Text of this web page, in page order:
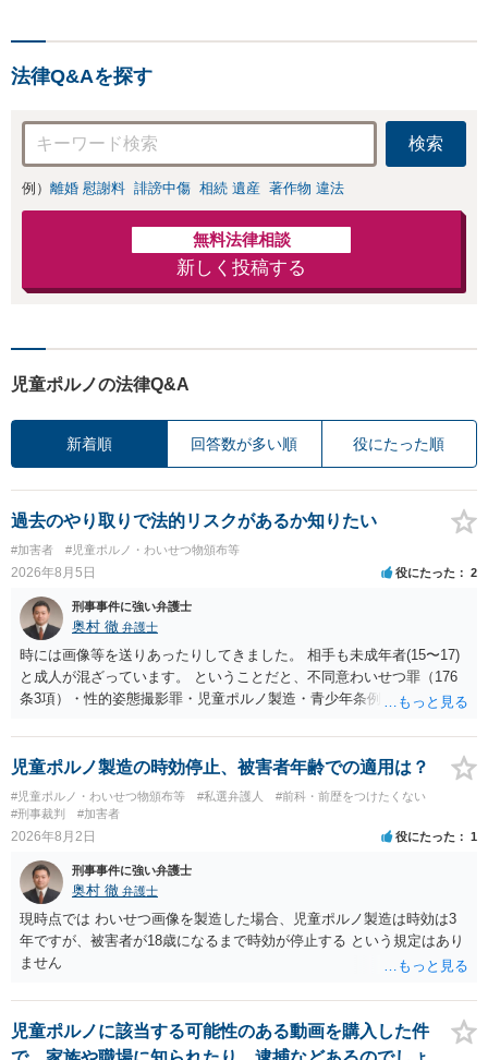
法律Q&Aを探す
検索
例） 離婚 慰謝料 誹謗中傷 相続 遺産 著作物 違法
無料法律相談
新しく投稿する
児童ポルノの法律Q&A
新着順 回答数が多い順 役にたった順
過去のやり取りで法的リスクがあるか知りたい
#加害者 #児童ポルノ・わいせつ物頒布等
2026年8月5日 役にたった 2
刑事事件に強い弁護士
奥村 徹 弁護士
時には画像等を送りあったりしてきました。 相手も未成年者(15〜17)
と成人が混ざっています。 ということだと、不同意わいせつ罪（176
条3項）・性的姿態撮影罪・児童ポルノ製造・青少年条例違反（わいせ
で、警察にバレれば、それなりの捜査を受けるでしょう。
児童ポルノ製造の時効停止、被害者年齢での適用は？
#児童ポルノ・わいせつ物頒布等 #私選弁護人
#前科・前歴をつけたくない
#刑事裁判
#加害者
2026年8月2日 役にたった 1
刑事事件に強い弁護士
奥村 徹 弁護士
現時点では わいせつ画像を製造した場合、児童ポルノ製造は時効は3
年ですが、被害者が18歳になるまで時効が停止する という規定はあり
ません
児童ポルノに該当する可能性のある動画を購入した件